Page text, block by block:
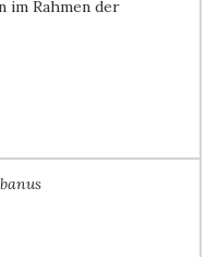
im Rahmen der